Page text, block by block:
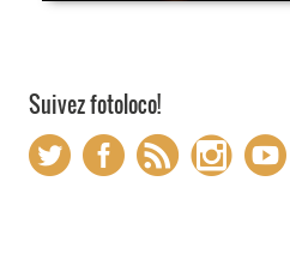
Suivez fotoloco!